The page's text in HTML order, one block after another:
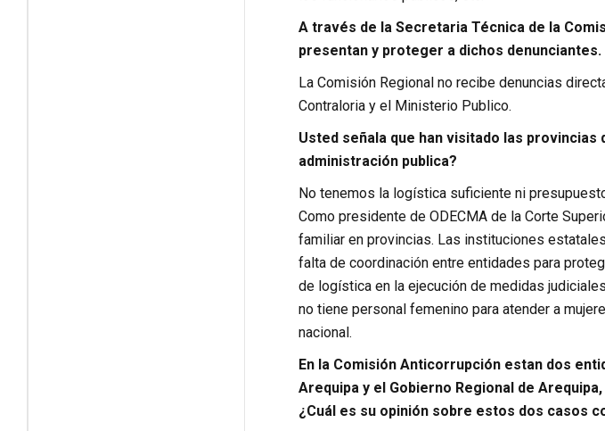
A través de la Secretaria Técnica de la
presentan y proteger a dichos
La Comisión Regional no recibe denuncias
Contraloria y el Ministerio Publico.
Usted señala que han visitado las
administración publica?
No tenemos la logística suficiente ni
Como presidente de ODECMA de la Corte
familiar en provincias. Las instituciones
falta de coordinación entre entidades para
de logística en la ejecución de medidas
no tiene personal femenino para atender a
nacional.
En la Comisión Anticorrupción estan dos
Arequipa y el Gobierno Regional de
¿Cuál es su opinión sobre estos dos casos